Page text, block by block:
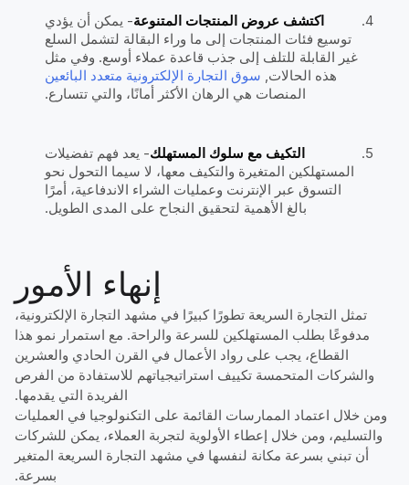
اكتشف عروض المنتجات المتنوعة- يمكن أن يؤدي
توسيع فئات المنتجات إلى ما وراء البقالة لتشمل السلع
غير القابلة للتلف إلى جذب قاعدة عملاء أوسع. وفي مثل
هذه الحالات, سوق التجارة الإلكترونية متعدد البائعين
المنصات هي الرهان الأكثر أمانًا، والتي تتسارع.
التكيف مع سلوك المستهلك- يعد فهم تفضيلات
المستهلكين المتغيرة والتكيف معها، لا سيما التحول نحو
التسوق عبر الإنترنت وعمليات الشراء الاندفاعية، أمرًا
بالغ الأهمية لتحقيق النجاح على المدى الطويل.
إنهاء الأمور
تمثل التجارة السريعة تطورًا كبيرًا في مشهد التجارة الإلكترونية،
مدفوعًا بطلب المستهلكين للسرعة والراحة. مع استمرار نمو هذا
القطاع، يجب على رواد الأعمال في القرن الحادي والعشرين
والشركات المتحمسة تكييف استراتيجياتهم للاستفادة من الفرص
الفريدة التي يقدمها.
ومن خلال اعتماد الممارسات القائمة على التكنولوجيا في العمليات
والتسليم، ومن خلال إعطاء الأولوية لتجربة العملاء، يمكن للشركات
أن تبني بسرعة مكانة لنفسها في مشهد التجارة السريعة المتغير
بسرعة.